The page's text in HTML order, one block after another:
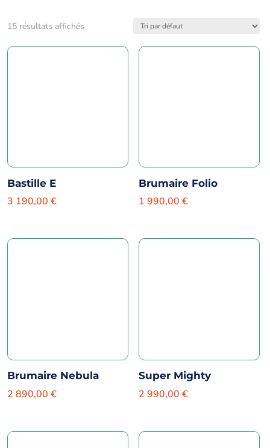
15 résultats affichés
Bastille E
3 190,00 €
Brumaire Folio
1 990,00 €
Brumaire Nebula
2 890,00 €
Super Mighty
2 990,00 €